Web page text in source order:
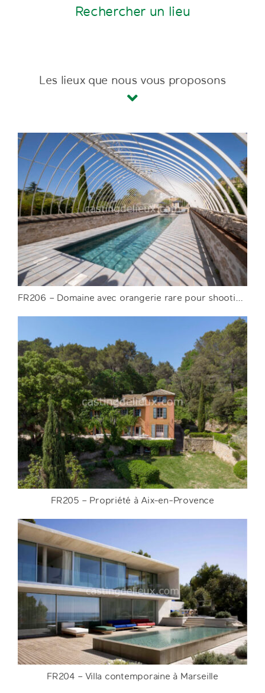
Rechercher un lieu
Les lieux que nous vous proposons
FR206 – Domaine avec orangerie rare pour
shooting à Montpellier
DETAILS
FR206 – Domaine avec orangerie rare pour shooting à Montpellier
FR205 – Propriété à Aix-en-Provence
DETAILS
FR205 – Propriété à Aix-en-Provence
FR204 – Villa contemporaine à Marseille